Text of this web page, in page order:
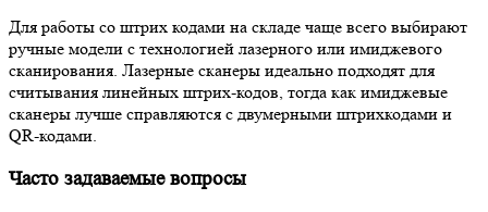
Для работы со штрих кодами на складе чаще всего выбирают
ручные модели с технологией лазерного или имиджевого
сканирования. Лазерные сканеры идеально подходят для
считывания линейных штрих-кодов, тогда как имиджевые
сканеры лучше справляются с двумерными штрихкодами и
QR-кодами.
Часто задаваемые вопросы